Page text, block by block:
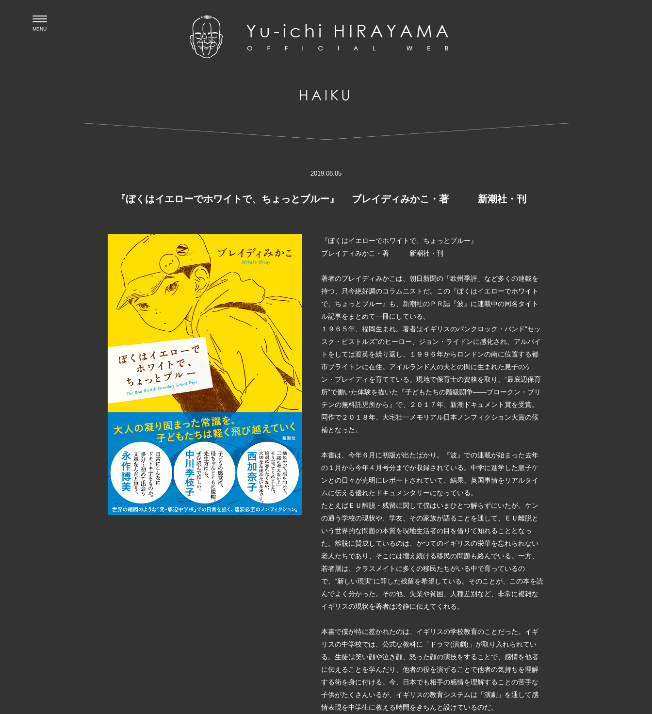
MENU
2019.08.05
『ぼくはイエローでホワイトで、ちょっとブルー』 ブレイディみかこ・著 新潮社・刊
『ぼくはイエローでホワイトで、ちょっとブルー』
ブレイディみかこ・著 新潮社・刊
著者のブレイディみかこは、朝日新聞の「欧州季評」など多くの連載を
持つ、只今絶好調のコラムニストだ。この『ぼくはイエローでホワイト
で、ちょっとブルー』も、新潮社のＰＲ誌『波』に連載中の同名タイト
ル記事をまとめて一冊にしている。
１９６５年、福岡生まれ。著者はイギリスのパンクロック・バンド“セッ
スク・ピストルズ”のヒーロー、ジョン・ライドンに感化され、アルバイ
トをしては渡英を繰り返し、１９９６年からロンドンの南に位置する都
市ブライトンに在住。アイルランド人の夫との間に生まれた息子のケ
ン・ブレイディを育てている。現地で保育士の資格を取り、“最底辺保育
所”で働いた体験を描いた『子どもたちの階級闘争――ブロークン・ブリ
テンの無料託児所から』で、２０１７年、新潮ドキュメント賞を受賞。
同作で２０１８年、大宅壮一メモリアル日本ノンフィクション大賞の候
補となった。
本書は、今年６月に初版が出たばかり。『波』での連載が始まった去年
の１月から今年４月号分までが収録されている。中学に進学した息子ケ
ンとの日々が克明にレポートされていて、結果、英国事情をリアルタイ
ムに伝える優れたドキュメンタリーになっている。
たとえばＥＵ離脱・残留に関して僕はいまひとつ解らずにいたが、ケン
の通う学校の現状や、学友、その家族が語ることを通して、ＥＵ離脱と
いう世界的な問題の本質を現地生活者の目を借りて知れることとなっ
た。離脱に賛成しているのは、かつてのイギリスの栄華を忘れられない
老人たちであり、そこには増え続ける移民の問題も絡んでいる。一方、
若者層は、クラスメイトに多くの移民たちがいる中で育っているの
で、“新しい現実”に即した残留を希望している。そのことが、この本を読
んでよく分かった。その他、失業や貧困、人種差別など、非常に複雑な
イギリスの現状を著者は冷静に伝えてくれる。
本書で僕が特に惹かれたのは、イギリスの学校教育のことだった。イギ
リスの中学校では、公式な教科に「ドラマ(演劇)」が取り入れられてい
る。生徒は笑い顔や泣き顔、怒った顔の演技をすることで、感情を他者
に伝えることを学んだり、他者の役を演ずることで他者の気持ちを理解
する術を身に付ける。今、日本でも相手の感情を理解することの苦手な
子供がたくさんいるが、イギリスの教育システムは「演劇」を通して感
情表現を中学生に教える時間をきちんと設けているのだ。